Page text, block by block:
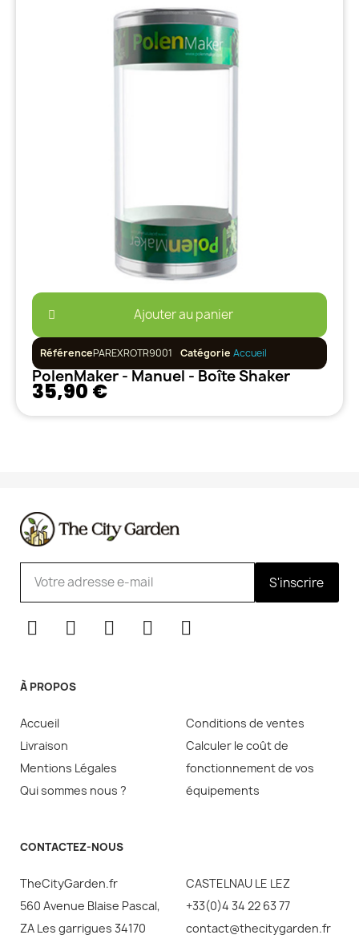
Ajouter au panier
RéférencePAREXROTR9001 Catégorie Accueil
PolenMaker - Manuel - Boîte Shaker
35,90 €
S'inscrire
À PROPOS
Accueil
Livraison
Mentions Légales
Qui sommes nous ?
Conditions de ventes
Calculer le coût de
fonctionnement de vos
équipements
CONTACTEZ-NOUS
TheCityGarden.fr
560 Avenue Blaise Pascal,
ZA Les garrigues 34170
CASTELNAU LE LEZ
+33(0)4 34 22 63 77
contact@thecitygarden.fr